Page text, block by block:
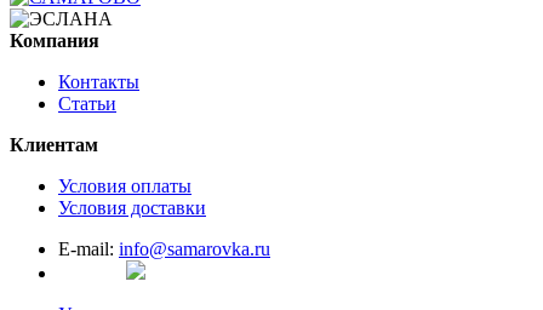
Компания
Контакты
Статьи
Клиентам
Условия оплаты
Условия доставки
E-mail: info@samarovka.ru